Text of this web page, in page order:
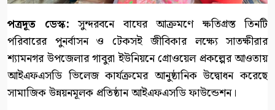
পত্রদূত ডেস্ক: সুন্দরবনে বাঘের আক্রমণে ক্ষতিগ্রস্ত তিনটি
পরিবারের পুনর্বাসন ও টেকসই জীবিকার লক্ষ্যে সাতক্ষীরার
শ্যামনগর উপজেলার গাবুরা ইউনিয়নে গ্রোওয়েল প্রকল্পের আওতায়
আইএফএসডি ভিলেজ কার্যক্রমের আনুষ্ঠানিক উদ্বোধন করেছে
সামাজিক উন্নয়নমূলক প্রতিষ্ঠান আইএফএসডি ফাউন্ডেশন।